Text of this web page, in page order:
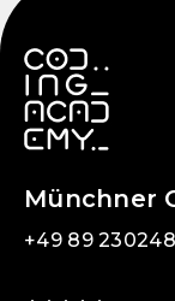
Münchner
+49 89